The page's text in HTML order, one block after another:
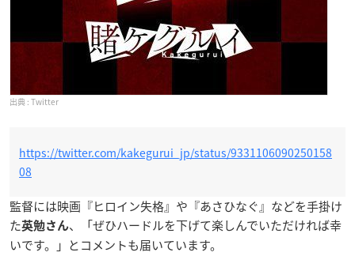
Twitter
https://twitter.com/kakegurui_jp/status/9331106090250158
08
監督には映画『ヒロイン失格』や『あさひなぐ』などを手掛け
た英勉さん、「ぜひハードルを下げて楽しんでいただければ幸
いです。」とコメントも届いています。